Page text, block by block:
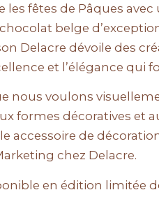
les fêtes de Pâques
belge
Delacre dévoile des
et l’élégance qui
nous voulons
formes décoratives et
accessoire de
chez Delacre.
en édition limitée